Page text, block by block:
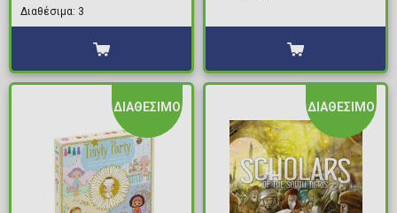
Διαθέσιμα: 3
ΔΙΑΘΕΣΙΜΟ ΔΙΑΘΕΣΙΜΟ